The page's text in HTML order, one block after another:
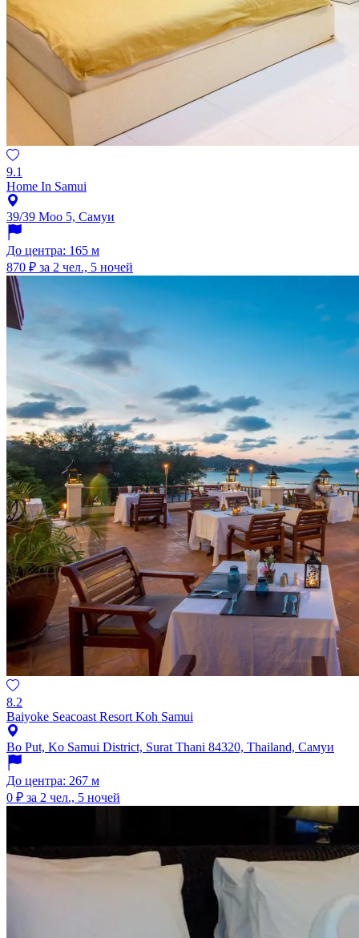
9.1
Home In Samui
39/39 Moo 5, Самуи
До центра: 165 м
870 ₽ за 2 чел., 5 ночей
8.2
Baiyoke Seacoast Resort Koh Samui
Bo Put, Ko Samui District, Surat Thani 84320, Thailand, Самуи
До центра: 267 м
0 ₽ за 2 чел., 5 ночей